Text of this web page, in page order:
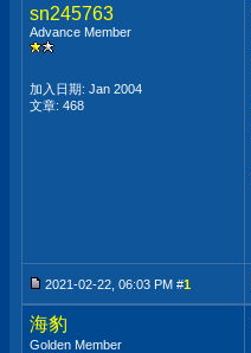
sn245763
Advance Member
加入日期: Jan 2004
文章: 468
2021-02-22, 06:03 PM #1
海豹
Golden Member